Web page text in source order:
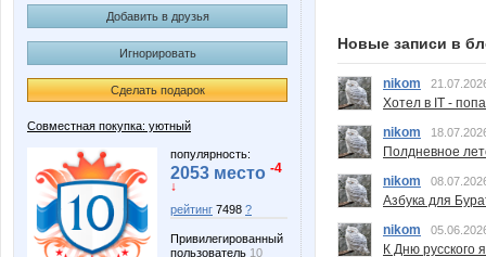
Добавить в друзья
Игнорировать
Сделать подарок
Совместная покупка: уютный
популярность:
2053 место -4
↓
рейтинг 7498 ?
Привилегированный
пользователь 10
Новые записи в
nikom
Хотел в IT -
nikom
Полдневное
nikom
Азбука для
nikom
К Дню русского